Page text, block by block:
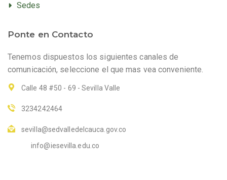
Sedes
Ponte en Contacto
Tenemos dispuestos los siguientes canales de
comunicación, seleccione el que mas vea conveniente.
Calle 48 #50 - 69 - Sevilla Valle
3234242464
sevilla@sedvalledelcauca.gov.co
info@iesevilla.edu.co